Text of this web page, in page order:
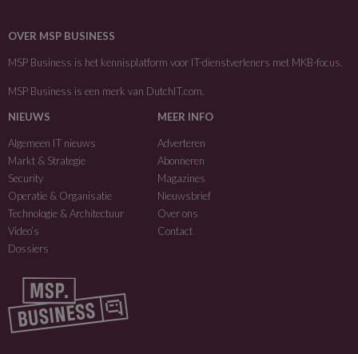
OVER MSP BUSINESS
MSP Business is het kennisplatform voor IT-dienstverleners met MKB-focus.
MSP Business is een merk van DutchIT.com
NIEUWS
Algemeen IT nieuws
Markt & Strategie
Security
Operatie & Organisatie
Technologie & Architectuur
Video’s
Dossiers
MEER INFO
Adverteren
Abonneren
Magazines
Nieuwsbrief
Over ons
Contact